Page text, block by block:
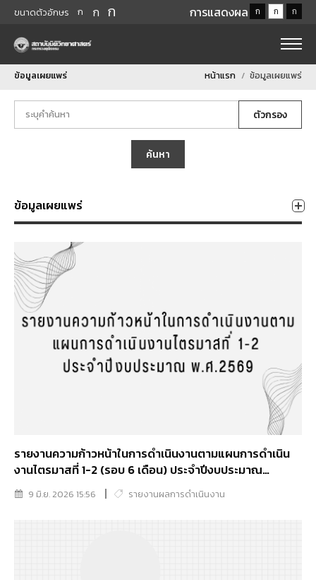
ขนาดตัวอักษร ก ก ก การแสดงผล ก ก ก
ข้อมูลเผยแพร่ หน้าแรก ข้อมูลเผยแพร่
ตัวกรอง
ค้นหา
ข้อมูลเผยแพร่
รายงานความก้าวหน้าในการดำเนินงานตามแผนการดำเนิน
งานไตรมาสที่ 1-2 (รอบ 6 เดือน) ประจำปีงบประมาณ
พ.ศ.2569
9 มิ.ย. 2026 15:56 รายงานผลการดำเนินงาน